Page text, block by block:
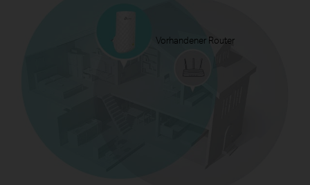
Vorhandener Router